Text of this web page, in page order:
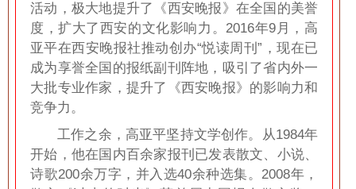
活动，极大地提升了《西安晚报》在全国的美誉
度，扩大了西安的文化影响力。2016年9月，高
亚平在西安晚报社推动创办“悦读周刊”，现在已
成为享誉全国的报纸副刊阵地，吸引了省内外一
大批专业作家，提升了《西安晚报》的影响力和
竞争力。
工作之余，高亚平坚持文学创作。从1984年
开始，他在国内百余家报刊已发表散文、小说、
诗歌200余万字，并入选40余种选集。2008年，